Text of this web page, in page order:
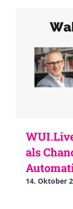
als
14. Oktober